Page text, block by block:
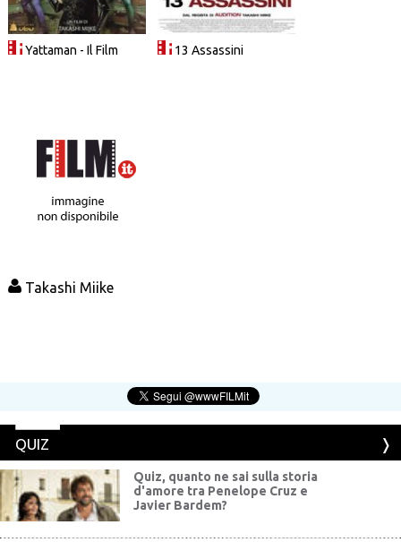
Yattaman - Il Film 13 Assassini
Takashi Miike
QUIZ
Quiz, quanto ne sai sulla storia
d'amore tra Penelope Cruz e
Javier Bardem?